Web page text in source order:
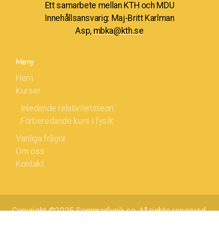
Ett samarbete mellan KTH och MDU
Innehållsansvarig: Maj-Britt Karlman
Asp, mbka@kth.se
Meny
Hem
Kurser
Inledande relativitetsteori
Förberedande kurs i fysik
Vanliga frågor
Om oss
Kontakt
Copyright ©2025 Sommarfysik.se, All rights reserved.